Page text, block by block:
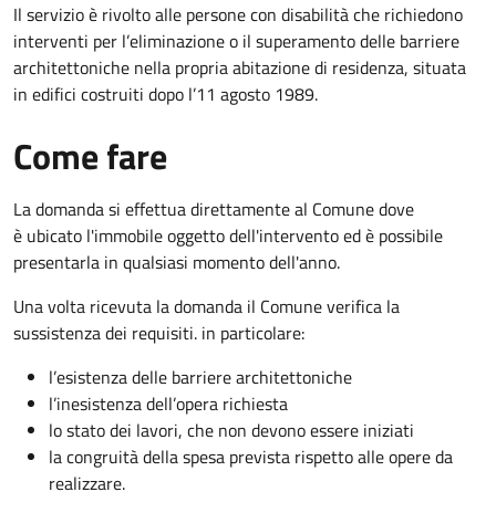
Il servizio è rivolto alle persone con disabilità che richiedono
interventi per l’eliminazione o il superamento delle barriere
architettoniche nella propria abitazione di residenza, situata
in edifici costruiti dopo l’11 agosto 1989.
Come fare
La domanda si effettua direttamente al Comune dove
è ubicato l'immobile oggetto dell'intervento ed è possibile
presentarla in qualsiasi momento dell'anno.
Una volta ricevuta la domanda il Comune verifica la
sussistenza dei requisiti. in particolare:
l’esistenza delle barriere architettoniche
l’inesistenza dell’opera richiesta
lo stato dei lavori, che non devono essere iniziati
la congruità della spesa prevista rispetto alle opere da
realizzare.